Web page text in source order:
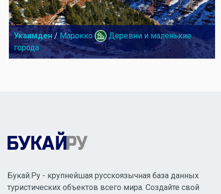
Укаимден/ Марокко
Деревни и маленькие
города
Букай.Ру - крупнейшая русскоязычная база данных
туристических объектов всего мира. Создайте свой